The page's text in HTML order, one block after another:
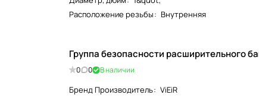
Расположение резьбы: Внутренняя
Группа безопасности расширительного
0 0 В наличии
Бренд Производитель: ViEiR